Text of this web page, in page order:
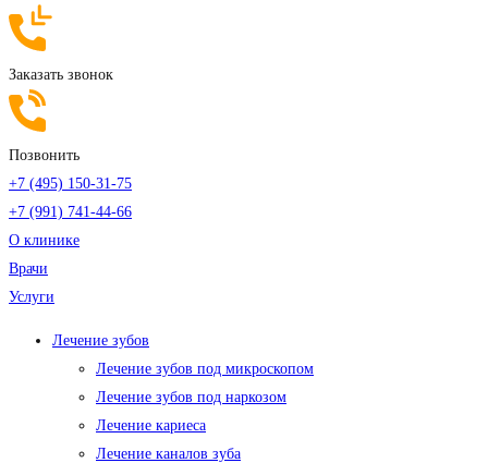
Заказать звонок
Позвонить
+7 (495) 150-31-75
+7 (991) 741-44-66
О клинике
Врачи
Услуги
Лечение зубов
Лечение зубов под микроскопом
Лечение зубов под наркозом
Лечение кариеса
Лечение каналов зуба